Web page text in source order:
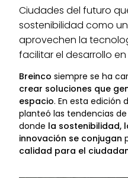
Ciudades del futuro
sostenibilidad como
aprovechen la
facilitar el desarrollo
Breinco siempre se ha
crear soluciones que
espacio. En esta edición
planteó las tendencias
donde la sostenibilidad,
innovación se conjugan
calidad para el